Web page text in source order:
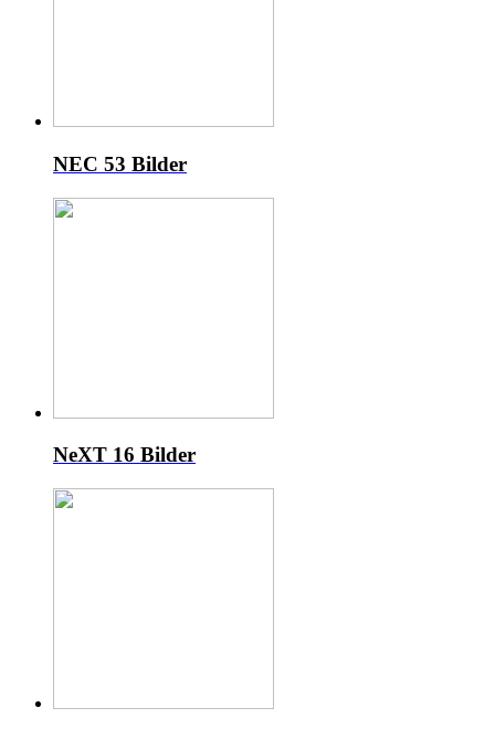
NEC 53 Bilder
NeXT 16 Bilder